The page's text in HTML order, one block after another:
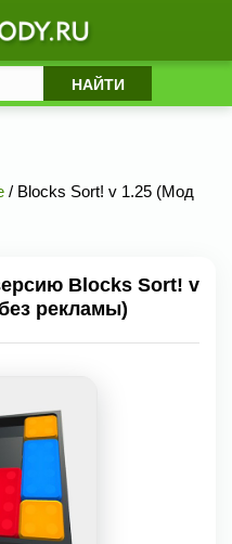
/ Blocks Sort! v 1.25 (Мод
Blocks Sort! v
рекламы)